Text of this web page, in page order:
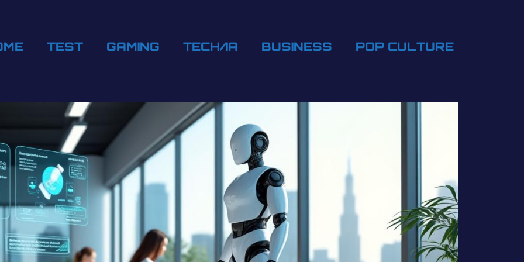
TEST GAMING TECH/IA BUSINESS POP CULTURE